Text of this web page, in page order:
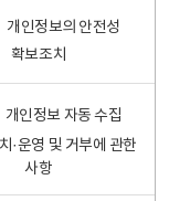
개인정보의 안전성
확보조치
개인정보 자동 수집
·운영 및 거부에 관한
사항